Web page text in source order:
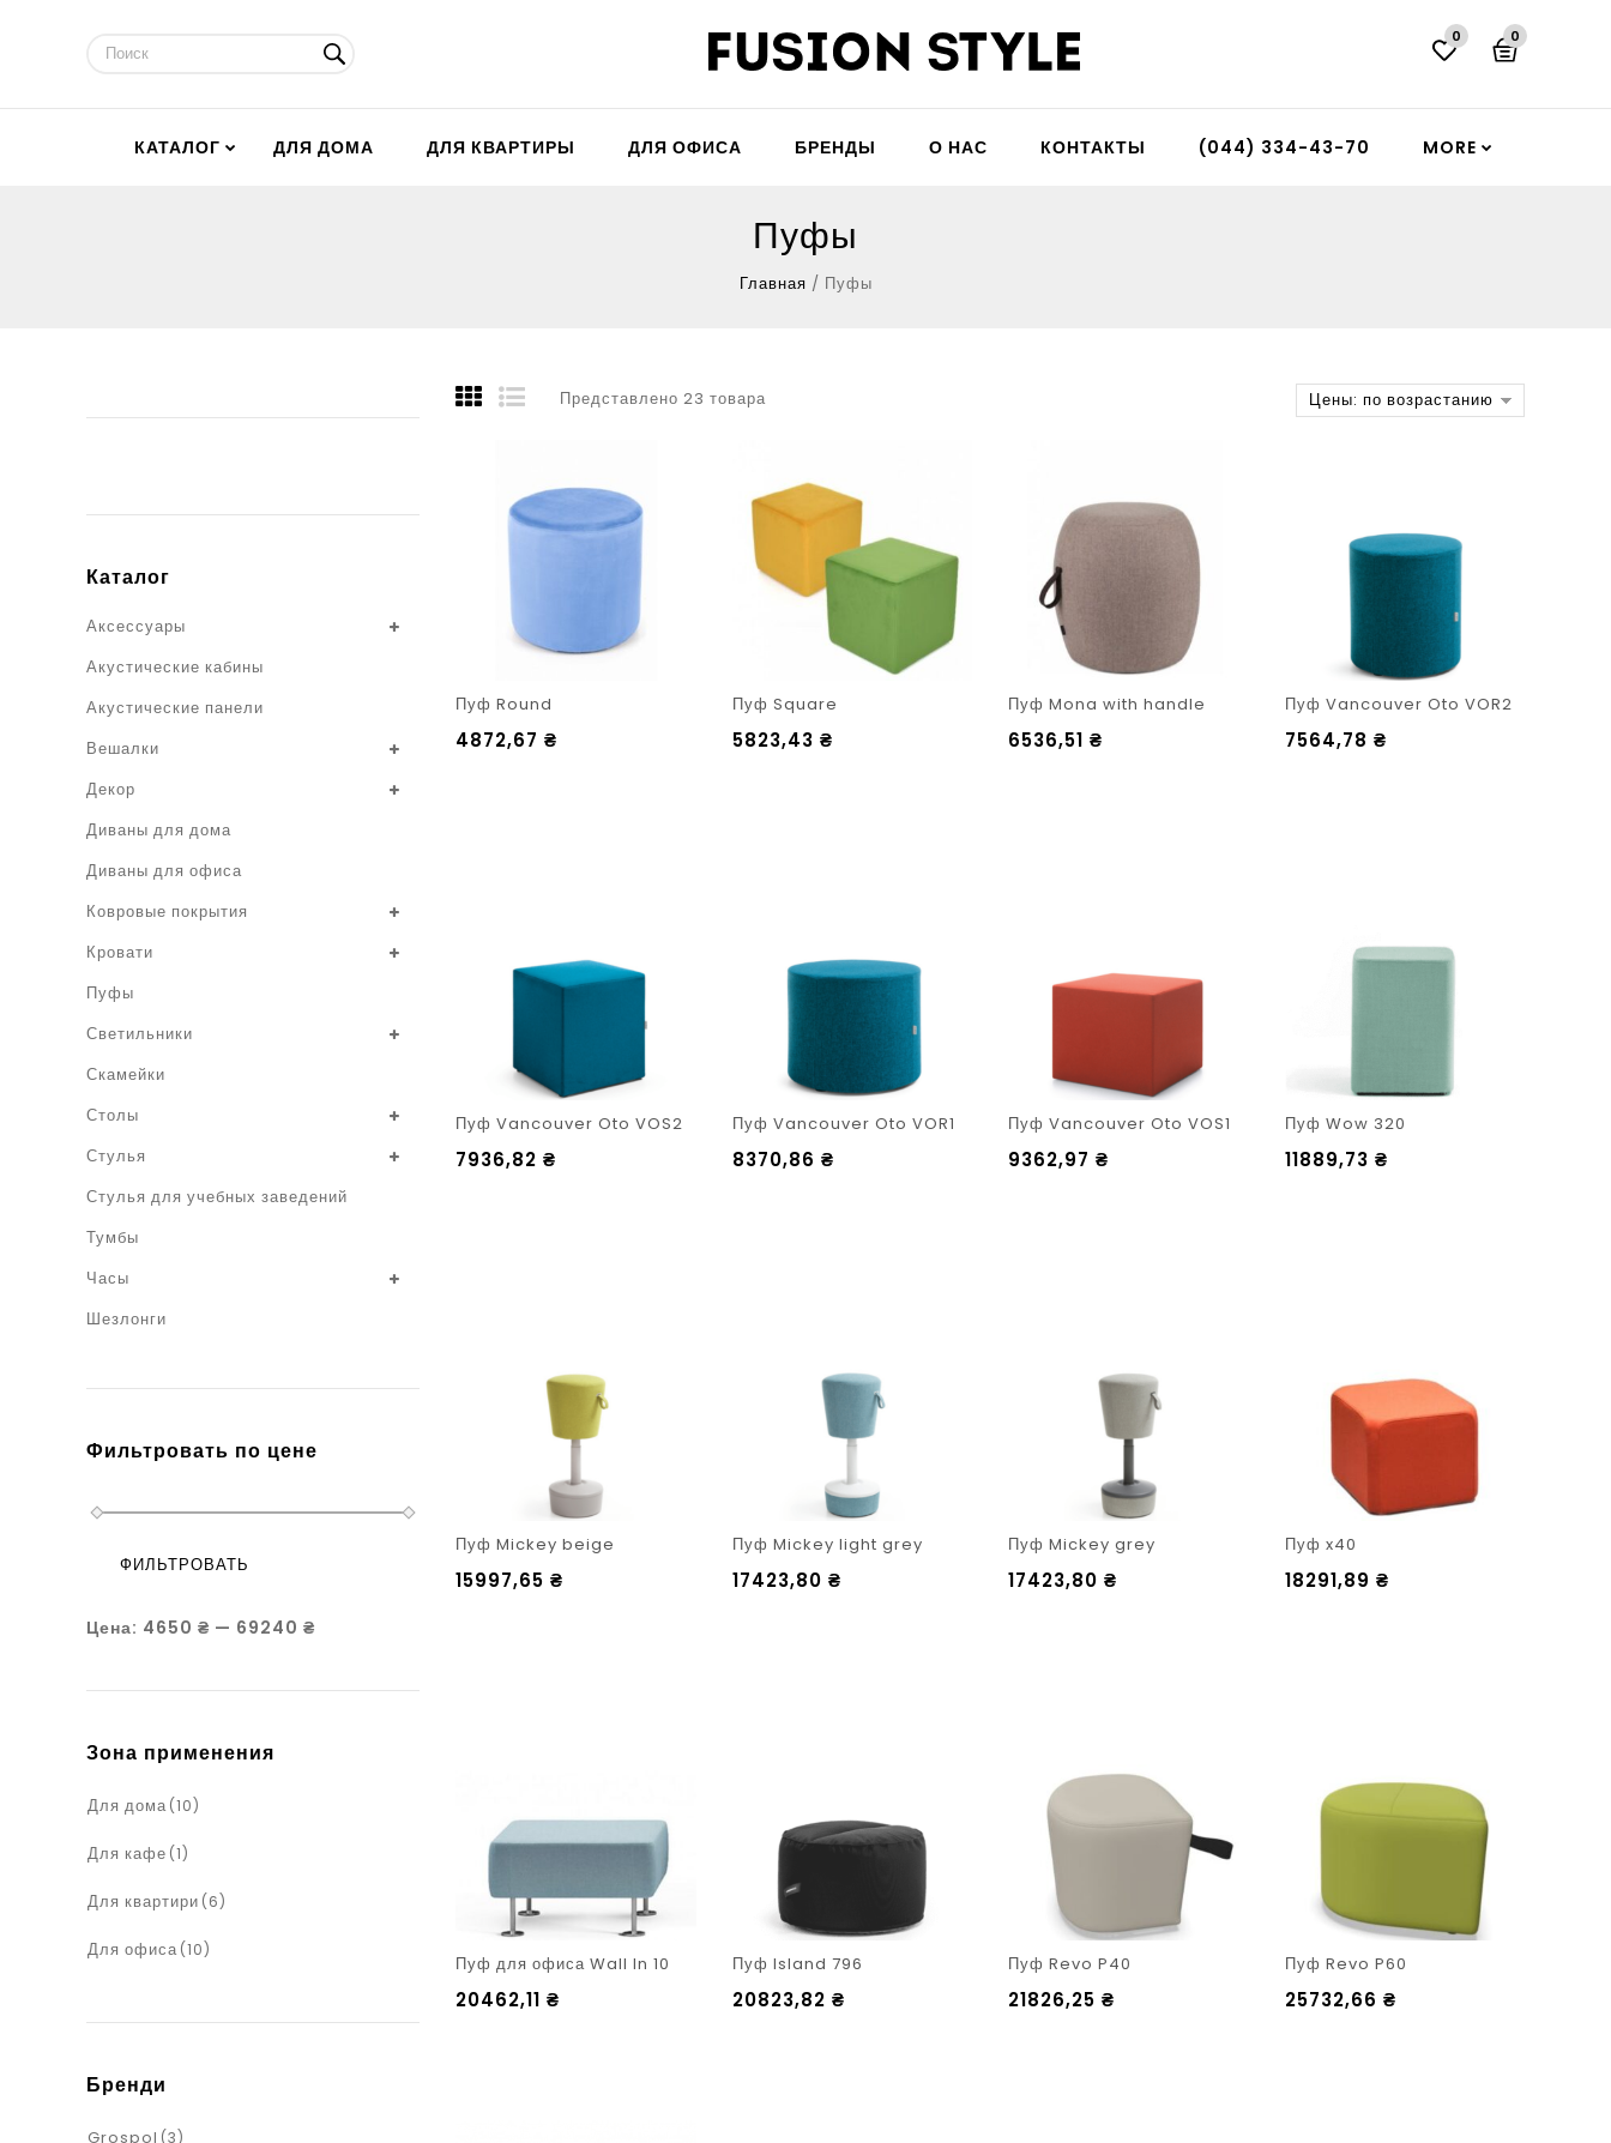
0 0
КАТАЛОГ ДЛЯ ДОМА ДЛЯ КВАРТИРЫ ДЛЯ ОФИСА БРЕНДЫ О НАС КОНТАКТЫ (044) 334-43-70 MORE
Пуфы
Главная / Пуфы
Представлено 23 товара Цены: по возрастанию
Пуф Round
4872,67 ₴
Пуф Square
5823,43 ₴
Пуф Mona with handle
6536,51 ₴
Пуф Vancouver Oto VOR2
7564,78 ₴
Пуф Vancouver Oto VOS2
7936,82 ₴
Пуф Vancouver Oto VOR1
8370,86 ₴
Пуф Vancouver Oto VOS1
9362,97 ₴
Пуф Wow 320
11889,73 ₴
Пуф Mickey beige
15997,65 ₴
Пуф Mickey light grey
17423,80 ₴
Пуф Mickey grey
17423,80 ₴
Пуф x40
18291,89 ₴
Пуф для офиса Wall In 10
20462,11 ₴
Пуф Island 796
20823,82 ₴
Пуф Revo P40
21826,25 ₴
Пуф Revo P60
25732,66 ₴
Каталог
Аксессуары
Акустические кабины
Акустические панели
Вешалки
Декор
Диваны для дома
Диваны для офиса
Ковровые покрытия
Кровати
Пуфы
Светильники
Скамейки
Столы
Стулья
Стулья для учебных заведений
Тумбы
Часы
Шезлонги
Фильтровать по цене
ФИЛЬТРОВАТЬ
Цена: 4650 ₴ — 69240 ₴
Зона применения
Для дома(10)
Для кафе (1)
Для квартири (6)
Для офиса(10)
Бренди
Grospol (3)